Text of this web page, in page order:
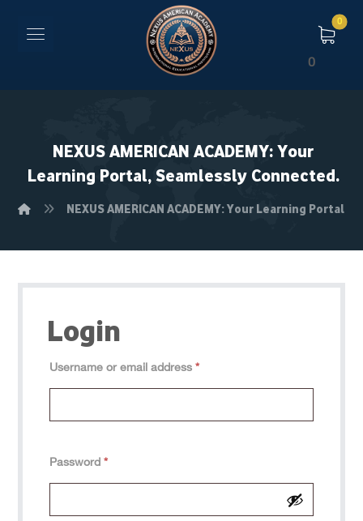
0
NEXUS AMERICAN ACADEMY: Your
Learning Portal, Seamlessly Connected.
NEXUS AMERICAN ACADEMY: Your Learning Portal,
Login
Username or email address*
Password*